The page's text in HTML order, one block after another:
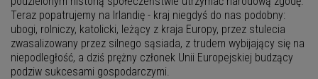
Teraz popatrujemy na Irlandię - kraj niegdyś do nas podobny:
ubogi, rolniczy, katolicki, leżący z kraja Europy, przez stulecia
zwasalizowany przez silnego sąsiada, z trudem wybijający się na
niepodległość, a dziś prężny członek Unii Europejskiej budzący
podziw sukcesami gospodarczymi.